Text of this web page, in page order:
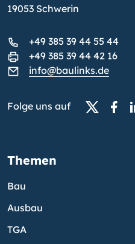
19053 Schwerin
+49 385 39 44 55 44
+49 385 39 44 42 16
info@baulinks.de
Folge uns auf
Themen
Bau
Ausbau
TGA